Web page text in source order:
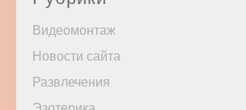
Видеомонтаж
Новости сайта
Развлечения